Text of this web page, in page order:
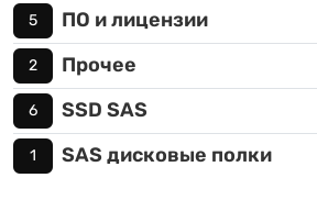
5 ПО и лицензии
2 Прочее
6 SSD SAS
1 SAS дисковые полки